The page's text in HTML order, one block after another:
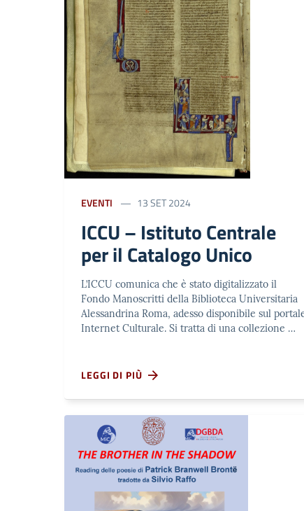
EVENTI 13 SET 2024
ICCU – Istituto Centrale
per il Catalogo Unico
L’ICCU comunica che è stato digitalizzato il
Fondo Manoscritti della Biblioteca Universitaria
Alessandrina Roma, adesso disponibile sul
Internet Culturale. Si tratta di una collezione …
LEGGI DI PIÙ